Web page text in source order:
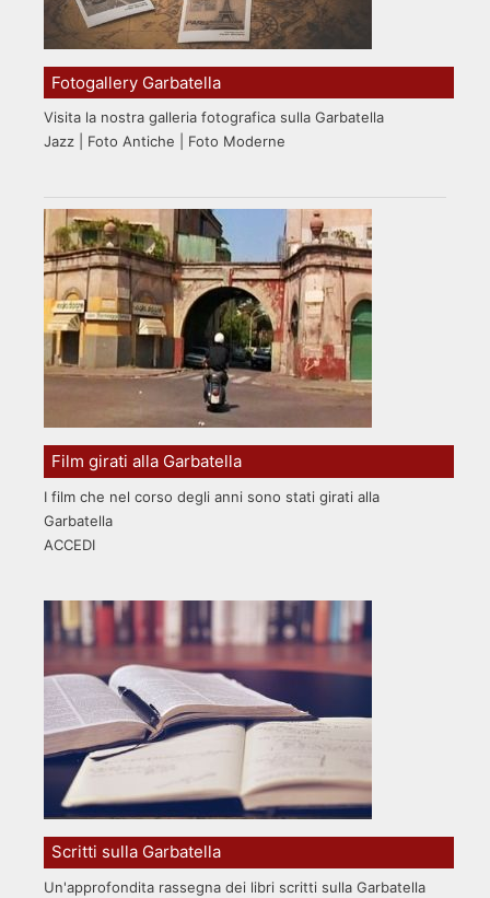
Fotogallery Garbatella
Visita la nostra galleria fotografica sulla Garbatella
Jazz | Foto Antiche | Foto Moderne
Film girati alla Garbatella
I film che nel corso degli anni sono stati girati alla
Garbatella
ACCEDI
Scritti sulla Garbatella
Un'approfondita rassegna dei libri scritti sulla Garbatella